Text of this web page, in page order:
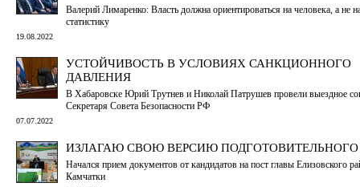
Валерий Лимаренко: Власть должна ориентироваться на человека, а не
статистику
19.08.2022
УСТОЙЧИВОСТЬ В УСЛОВИЯХ САНКЦИОННОГО
ДАВЛЕНИЯ
В Хабаровске Юрий Трутнев и Николай Патрушев провели выездное
Секретаря Совета Безопасности РФ
07.07.2022
ИЗЛАГАЮ СВОЮ ВЕРСИЮ ПОДГОТОВИТЕЛЬНОГО
Начался прием документов от кандидатов на пост главы Елизовского
Камчатки